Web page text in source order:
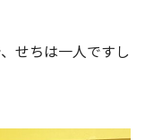
せちは一人ですし